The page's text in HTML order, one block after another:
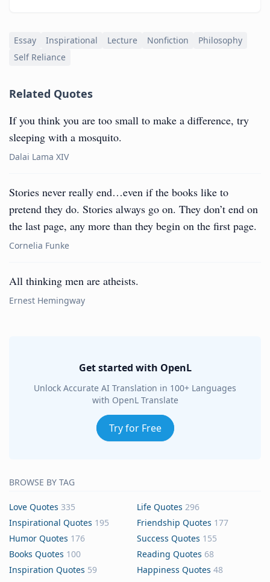
Essay Inspirational Lecture Nonfiction
Philosophy
Self Reliance
Related Quotes
If you think you are too small to make a difference, try
sleeping with a mosquito.
Dalai Lama XIV
Stories never really end…even if the books like to
pretend they do. Stories always go on. They don’t end on
the last page, any more than they begin on the first page.
Cornelia Funke
All thinking men are atheists.
Ernest Hemingway
Get started with OpenL
Unlock Accurate AI Translation in 100+ Languages
with OpenL Translate
Try for Free
BROWSE BY TAG
Love Quotes 335 Life Quotes 296
Inspirational Quotes 195 Friendship Quotes 177
Humor Quotes 176 Success Quotes 155
Books Quotes 100 Reading Quotes 68
Inspiration Quotes 59 Happiness Quotes 48